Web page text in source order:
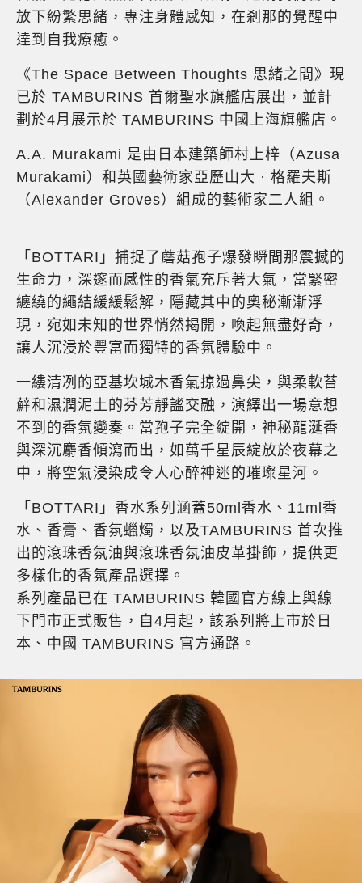
放下紛繁思緒，專注身體感知，在剎那的覺醒中
達到自我療癒。
《The Space Between Thoughts 思緒之間》現
已於 TAMBURINS 首爾聖水旗艦店展出，並計
劃於4月展示於 TAMBURINS 中國上海旗艦店。
A.A. Murakami 是由日本建築師村上梓（Azusa
Murakami）和英國藝術家亞歷山大 · 格羅夫斯
（Alexander Groves）組成的藝術家二人組。
「BOTTARI」捕捉了蘑菇孢子爆發瞬間那震撼的
生命力，深邃而感性的香氣充斥著大氣，當緊密
纏繞的繩結緩緩鬆解，隱藏其中的奧秘漸漸浮
現，宛如未知的世界悄然揭開，喚起無盡好奇，
讓人沉浸於豐富而獨特的香氛體驗中。
一縷清冽的亞基坎城木香氣掠過鼻尖，與柔軟苔
蘚和濕潤泥土的芬芳靜謐交融，演繹出一場意想
不到的香氛變奏。當孢子完全綻開，神秘龍涎香
與深沉麝香傾瀉而出，如萬千星辰綻放於夜幕之
中，將空氣浸染成令人心醉神迷的璀璨星河。
「BOTTARI」香水系列涵蓋50ml香水、11ml香
水、香膏、香氛蠟燭，以及TAMBURINS 首次推
出的滾珠香氛油與滾珠香氛油皮革掛飾，提供更
多樣化的香氛產品選擇。
系列產品已在 TAMBURINS 韓國官方線上與線
下門市正式販售，自4月起，該系列將上市於日
本、中國 TAMBURINS 官方通路。